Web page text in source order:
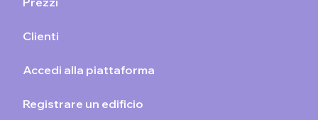
Clienti
Accedi alla piattaforma
Registrare un edificio